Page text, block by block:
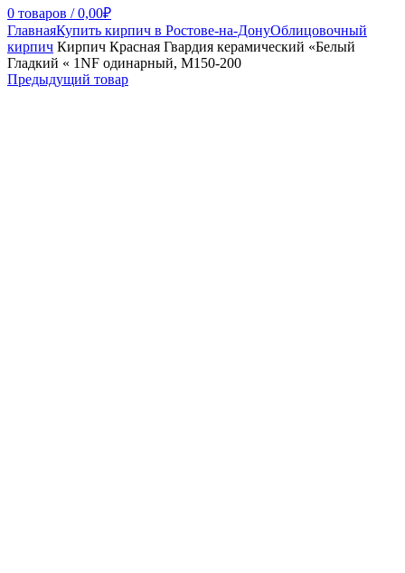
0 товаров / 0,00₽
ГлавнаяКупить кирпич в Ростове-на-ДонуОблицовочный
кирпич Кирпич Красная Гвардия керамический «Белый
Гладкий « 1NF одинарный, М150-200
Предыдущий товар